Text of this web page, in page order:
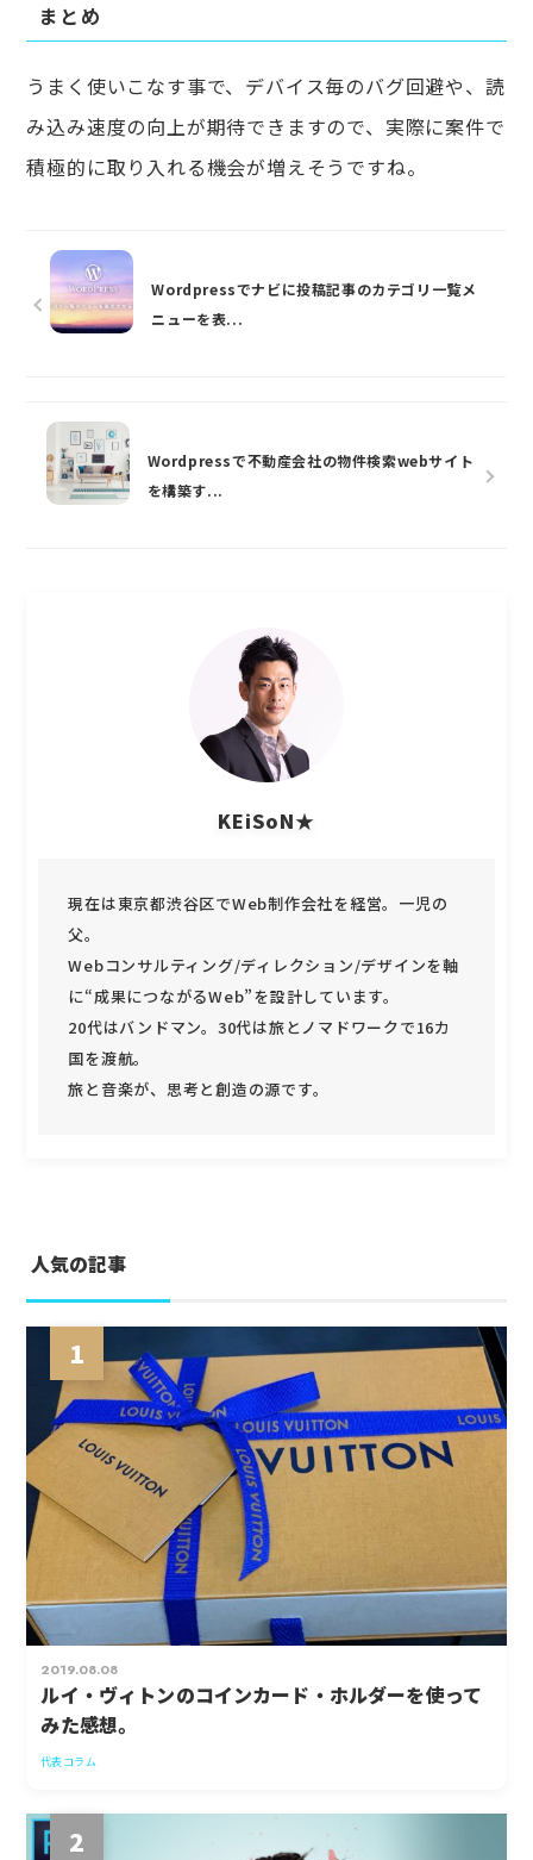
まとめ
うまく使いこなす事で、デバイス毎のバグ回避や、読
み込み速度の向上が期待できますので、実際に案件で
積極的に取り入れる機会が増えそうですね。
Wordpressでナビに投稿記事のカテゴリ一覧メ
ニューを表...
Wordpressで不動産会社の物件検索webサイト
を構築す...
KEiSoN★
現在は東京都渋谷区でWeb制作会社を経営。一児の
父。
Webコンサルティング/ディレクション/デザインを軸
に“成果につながるWeb”を設計しています。
20代はバンドマン。30代は旅とノマドワークで16カ
国を渡航。
旅と音楽が、思考と創造の源です。
人気の記事
1
2019.08.08
ルイ・ヴィトンのコインカード・ホルダーを使って
みた感想。
代表コラム
2